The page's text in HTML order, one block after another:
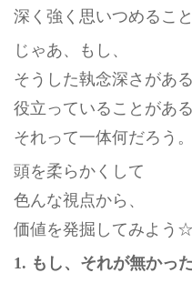
深く強く思いつめること
じゃあ、もし、
そうした執念深さがあ
役立っていることがあ
それって一体何だろう。
頭を柔らかくして
色んな視点から、
価値を発掘してみよう☆
1. もし、それが無かっ